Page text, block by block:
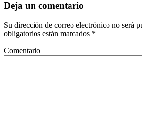
Deja un comentario
Su dirección de correo electrónico no será
obligatorios están marcados *
Comentario